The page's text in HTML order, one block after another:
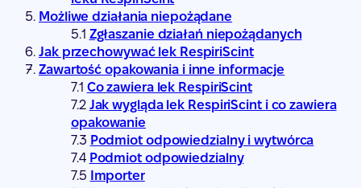
Możliwe działania niepożądane
Zgłaszanie działań niepożądanych
Jak przechowywać lek RespiriScint
Zawartość opakowania i inne informacje
Co zawiera lek RespiriScint
Jak wygląda lek RespiriScint i co zawiera
opakowanie
Podmiot odpowiedzialny i wytwórca
Podmiot odpowiedzialny
Importer